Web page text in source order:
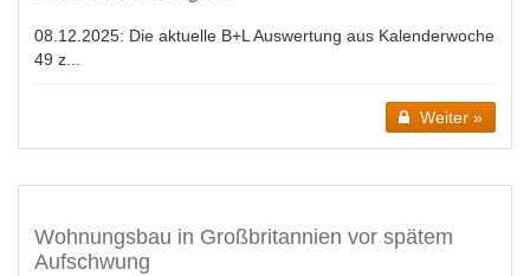
08.12.2025: Die aktuelle B+L Auswertung aus Kalenderwoche
49 z...
Weiter »
Wohnungsbau in Großbritannien vor spätem
Aufschwung